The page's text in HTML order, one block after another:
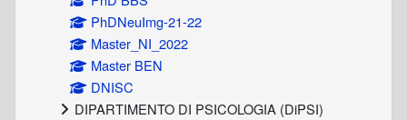
PhDNeuImg-21-22
Master_NI_2022
Master BEN
DNISC
DIPARTIMENTO DI PSICOLOGIA (DiPSI)